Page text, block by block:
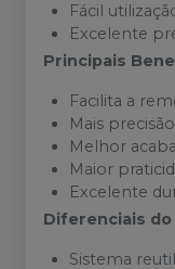
Fácil
Excelente
Principais
Facilita a
Mais
Melhor
Maior
Excelente
Diferenciais
Sistema